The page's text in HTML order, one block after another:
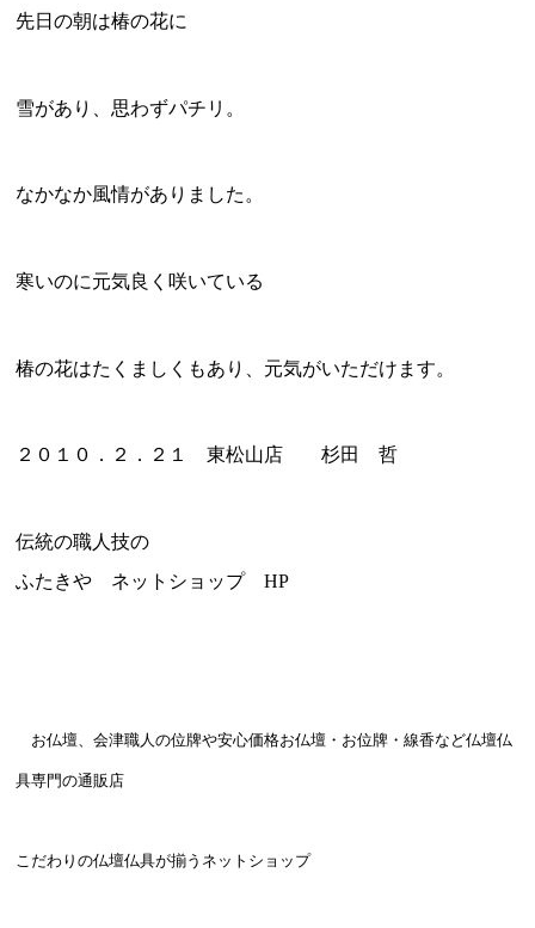
先日の朝は椿の花に
雪があり、思わずパチリ。
なかなか風情がありました。
寒いのに元気良く咲いている
椿の花はたくましくもあり、元気がいただけます。
２０１０．２．２１ 東松山店 杉田 哲
伝統の職人技の
ふたきや ネットショップ HP
お仏壇、会津職人の位牌や安心価格お仏壇・お位牌・線香など仏壇仏
具専門の通販店
こだわりの仏壇仏具が揃うネットショップ